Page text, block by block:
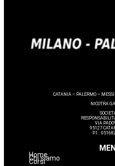
CATANIA – PALERMO –
NICOTRA
VIA
95127
P.I. :
Home
Chi siamo
Corsi